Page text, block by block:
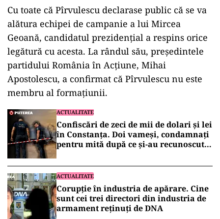
Cu toate că Pîrvulescu declarase public că se va
alătura echipei de campanie a lui Mircea
Geoană, candidatul prezidențial a respins orice
legătură cu acesta. La rândul său, președintele
partidului România în Acțiune, Mihai
Apostolescu, a confirmat că Pîrvulescu nu este
membru al formațiunii.
ACTUALITATE
Confiscări de zeci de mii de dolari și lei
în Constanța. Doi vameși, condamnați
pentru mită după ce și-au recunoscut
ACTUALITATE
Corupție în industria de apărare. Cine
sunt cei trei directori din industria de
armament reținuți de DNA